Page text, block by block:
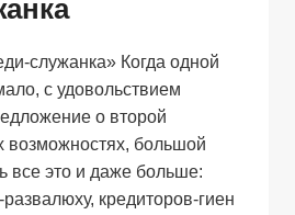
служанка» Когда одной
с удовольствием
о второй
возможностях, большой
все это и даже больше:
кредиторов-гиен